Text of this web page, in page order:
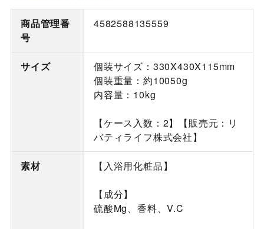
商品管理番
号
4582588135559
サイズ
個装サイズ：330X430X115mm
個装重量：約10050g
内容量：10kg
【ケース入数：2】【販売元：リ
バティライフ株式会社】
素材 【入浴用化粧品】
【成分】
硫酸Mg、香料、V.C